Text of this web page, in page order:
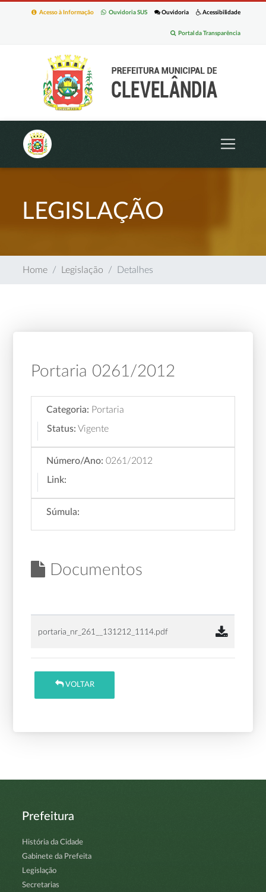
Acessibilidade
Ouvidoria
Ouvidoria SUS
Acesso à Informação
Portal da Transparência
LEGISLAÇÃO
Home Legislação Detalhes
Portaria 0261/2012
Categoria: Portaria
Status: Vigente
Número/Ano: 0261/2012
Link:
Súmula:
Documentos
portaria_nr_261__131212_1114.pdf
VOLTAR
Prefeitura
História da Cidade
Gabinete da Prefeita
Legislação
Secretarias